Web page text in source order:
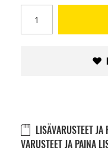
LISÄVARUSTEET
VARUSTEET JA PAINA